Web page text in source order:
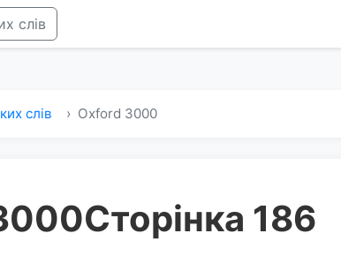
слів
слів Oxford 3000
Сторінка 186